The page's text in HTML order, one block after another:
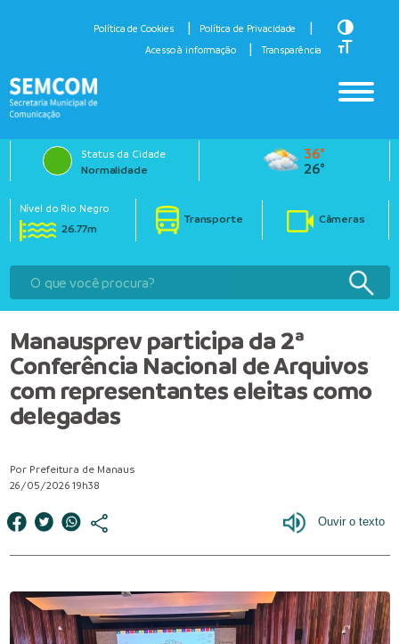
Política de Cookies
Política de Privacidade
Acesso à informação
Transparência
Toggle
Toggle
Status da Cidade
Normalidade
36°
26°
Nível do Rio Negro
26.77m
Transporte Câmeras
Manausprev participa da 2ª
Conferência Nacional de Arquivos
com representantes eleitas como
delegadas
Por Prefeitura de Manaus
26/05/2026 19h38